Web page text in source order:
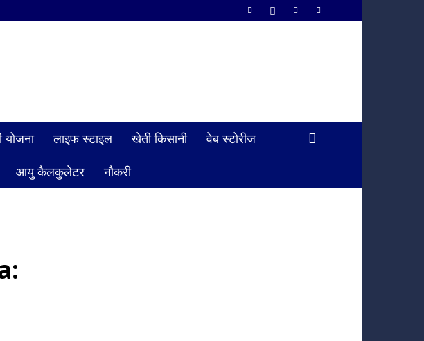
योजना लाइफ स्टाइल खेती किसानी
वेब स्टोरीज
आयु कैलकुलेटर नौकरी